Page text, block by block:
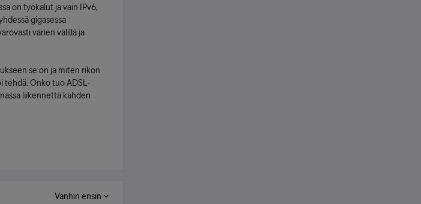
on työkalut ja vain IPv6,
gigasessa
värien välillä ja
se on ja miten rikon
tehdä. Onko tuo ADSL-
liikennettä kahden
Vanhin ensin